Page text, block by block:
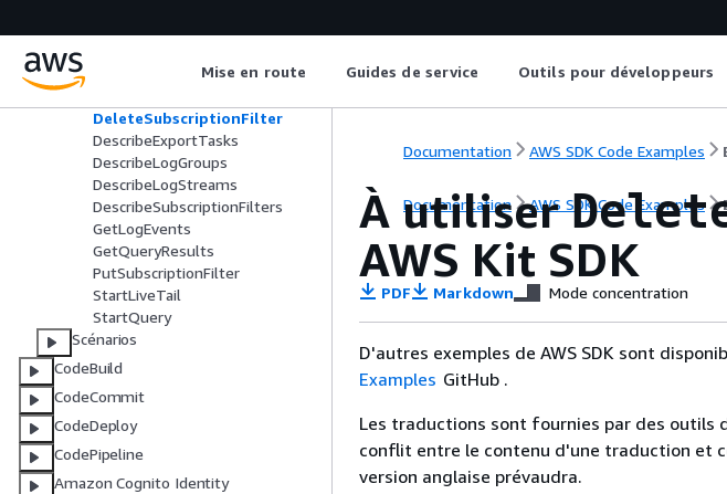
Mise en route Guides de service Outils pour développeurs
CreateLogStream
DeleteSubscriptionFilter
DescribeExportTasks
DescribeLogGroups
DescribeLogStreams
DescribeSubscriptionFilters
GetLogEvents
GetQueryResults
PutSubscriptionFilter
StartLiveTail
StartQuery
Scénarios
CodeBuild
CodeCommit
CodeDeploy
CodePipeline
Amazon Cognito Identity
Documentation AWS SDK Code Examples
Documentation AWS SDK Code Examples
À utiliser
AWS Kit SDK
PDF Markdown Mode concentration
D'autres exemples de AWS SDK sont
Examples GitHub .
Les traductions sont fournies par des outils
conflit entre le contenu d'une traduction et
version anglaise prévaudra.